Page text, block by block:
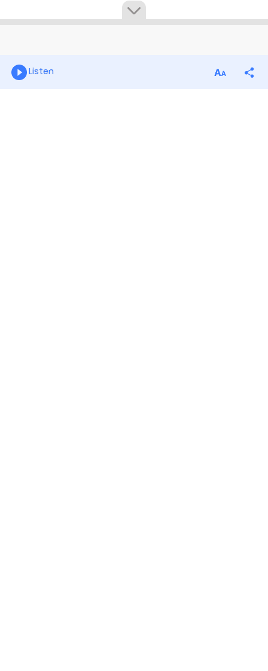
Listen